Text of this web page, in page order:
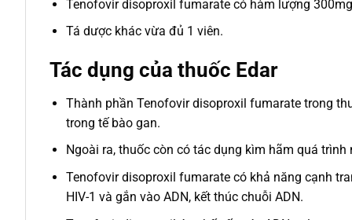
Tenofovir disoproxil fumarate có hàm lượng
Tá dược khác vừa đủ 1 viên.
Tác dụng của thuốc Edar
Thành phần Tenofovir disoproxil fumarate trong
trong tế bào gan.
Ngoài ra, thuốc còn có tác dụng kìm hãm quá
Tenofovir disoproxil fumarate có khả năng cạnh
HIV-1 và gắn vào ADN, kết thúc chuỗi ADN.